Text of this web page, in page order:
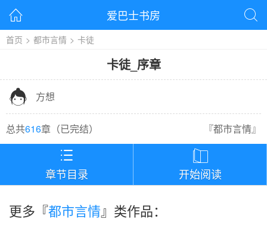
 爱巴士书房 
首页 > 都市言情 > 卡徒
卡徒_ 序章
 方想
总共616章（已完结） 『都市言情』

章节目录

开始阅读
更多『都市言情』类作品：